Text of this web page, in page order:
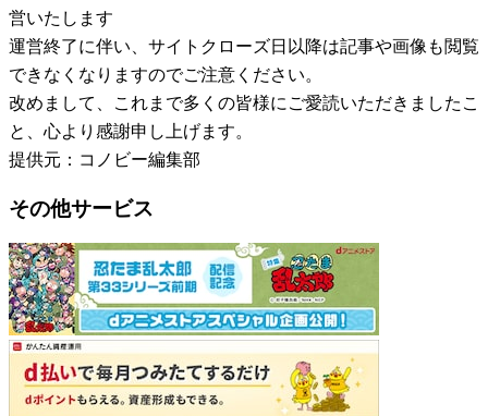
営いたします
運営終了に伴い、サイトクローズ日以降は記事や画像も閲覧
できなくなりますのでご注意ください。
改めまして、これまで多くの皆様にご愛読いただきましたこ
と、心より感謝申し上げます。
提供元：コノビー編集部
その他サービス